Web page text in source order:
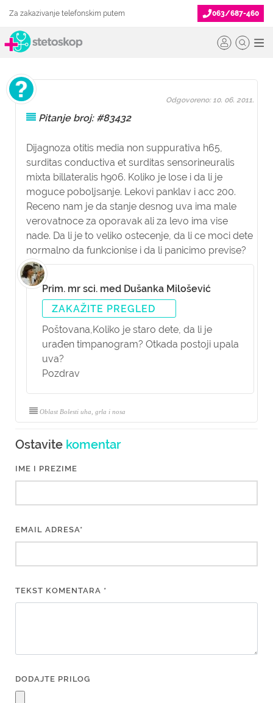
Za zakazivanje telefonskim putem 063/687-460
Pitanje broj: #83432
Dijagnoza otitis media non suppurativa h65,
surditas conductiva et surditas sensorineuralis
mixta billateralis h906. Koliko je lose i da li je
moguce poboljsanje. Lekovi panklav i acc 200.
Receno nam je da stanje desnog uva ima male
verovatnoce za oporavak ali za levo ima vise
nade. Da li je to veliko ostecenje, da li ce moci dete
normalno da funkcionise i da li panicimo previse?
Odgovoreno: 10. 06. 2011.
Prim. mr sci. med Dušanka Milošević
ZAKAŽITE PREGLED
Poštovana,Koliko je staro dete, da li je
urađen timpanogram? Otkada postoji upala
uva?
Pozdrav
Oblast Bolesti uha, grla i nosa
Ostavite komentar
IME I PREZIME
EMAIL ADRESA*
TEKST KOMENTARA *
DODAJTE PRILOG